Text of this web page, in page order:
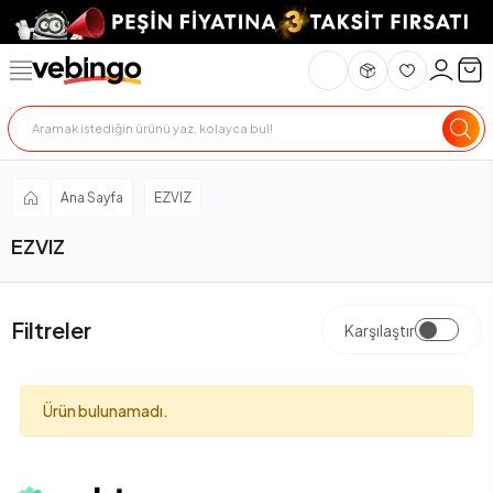
Ana Sayfa EZVIZ
EZVIZ
Filtreler Karşılaştır
Ürün bulunamadı.